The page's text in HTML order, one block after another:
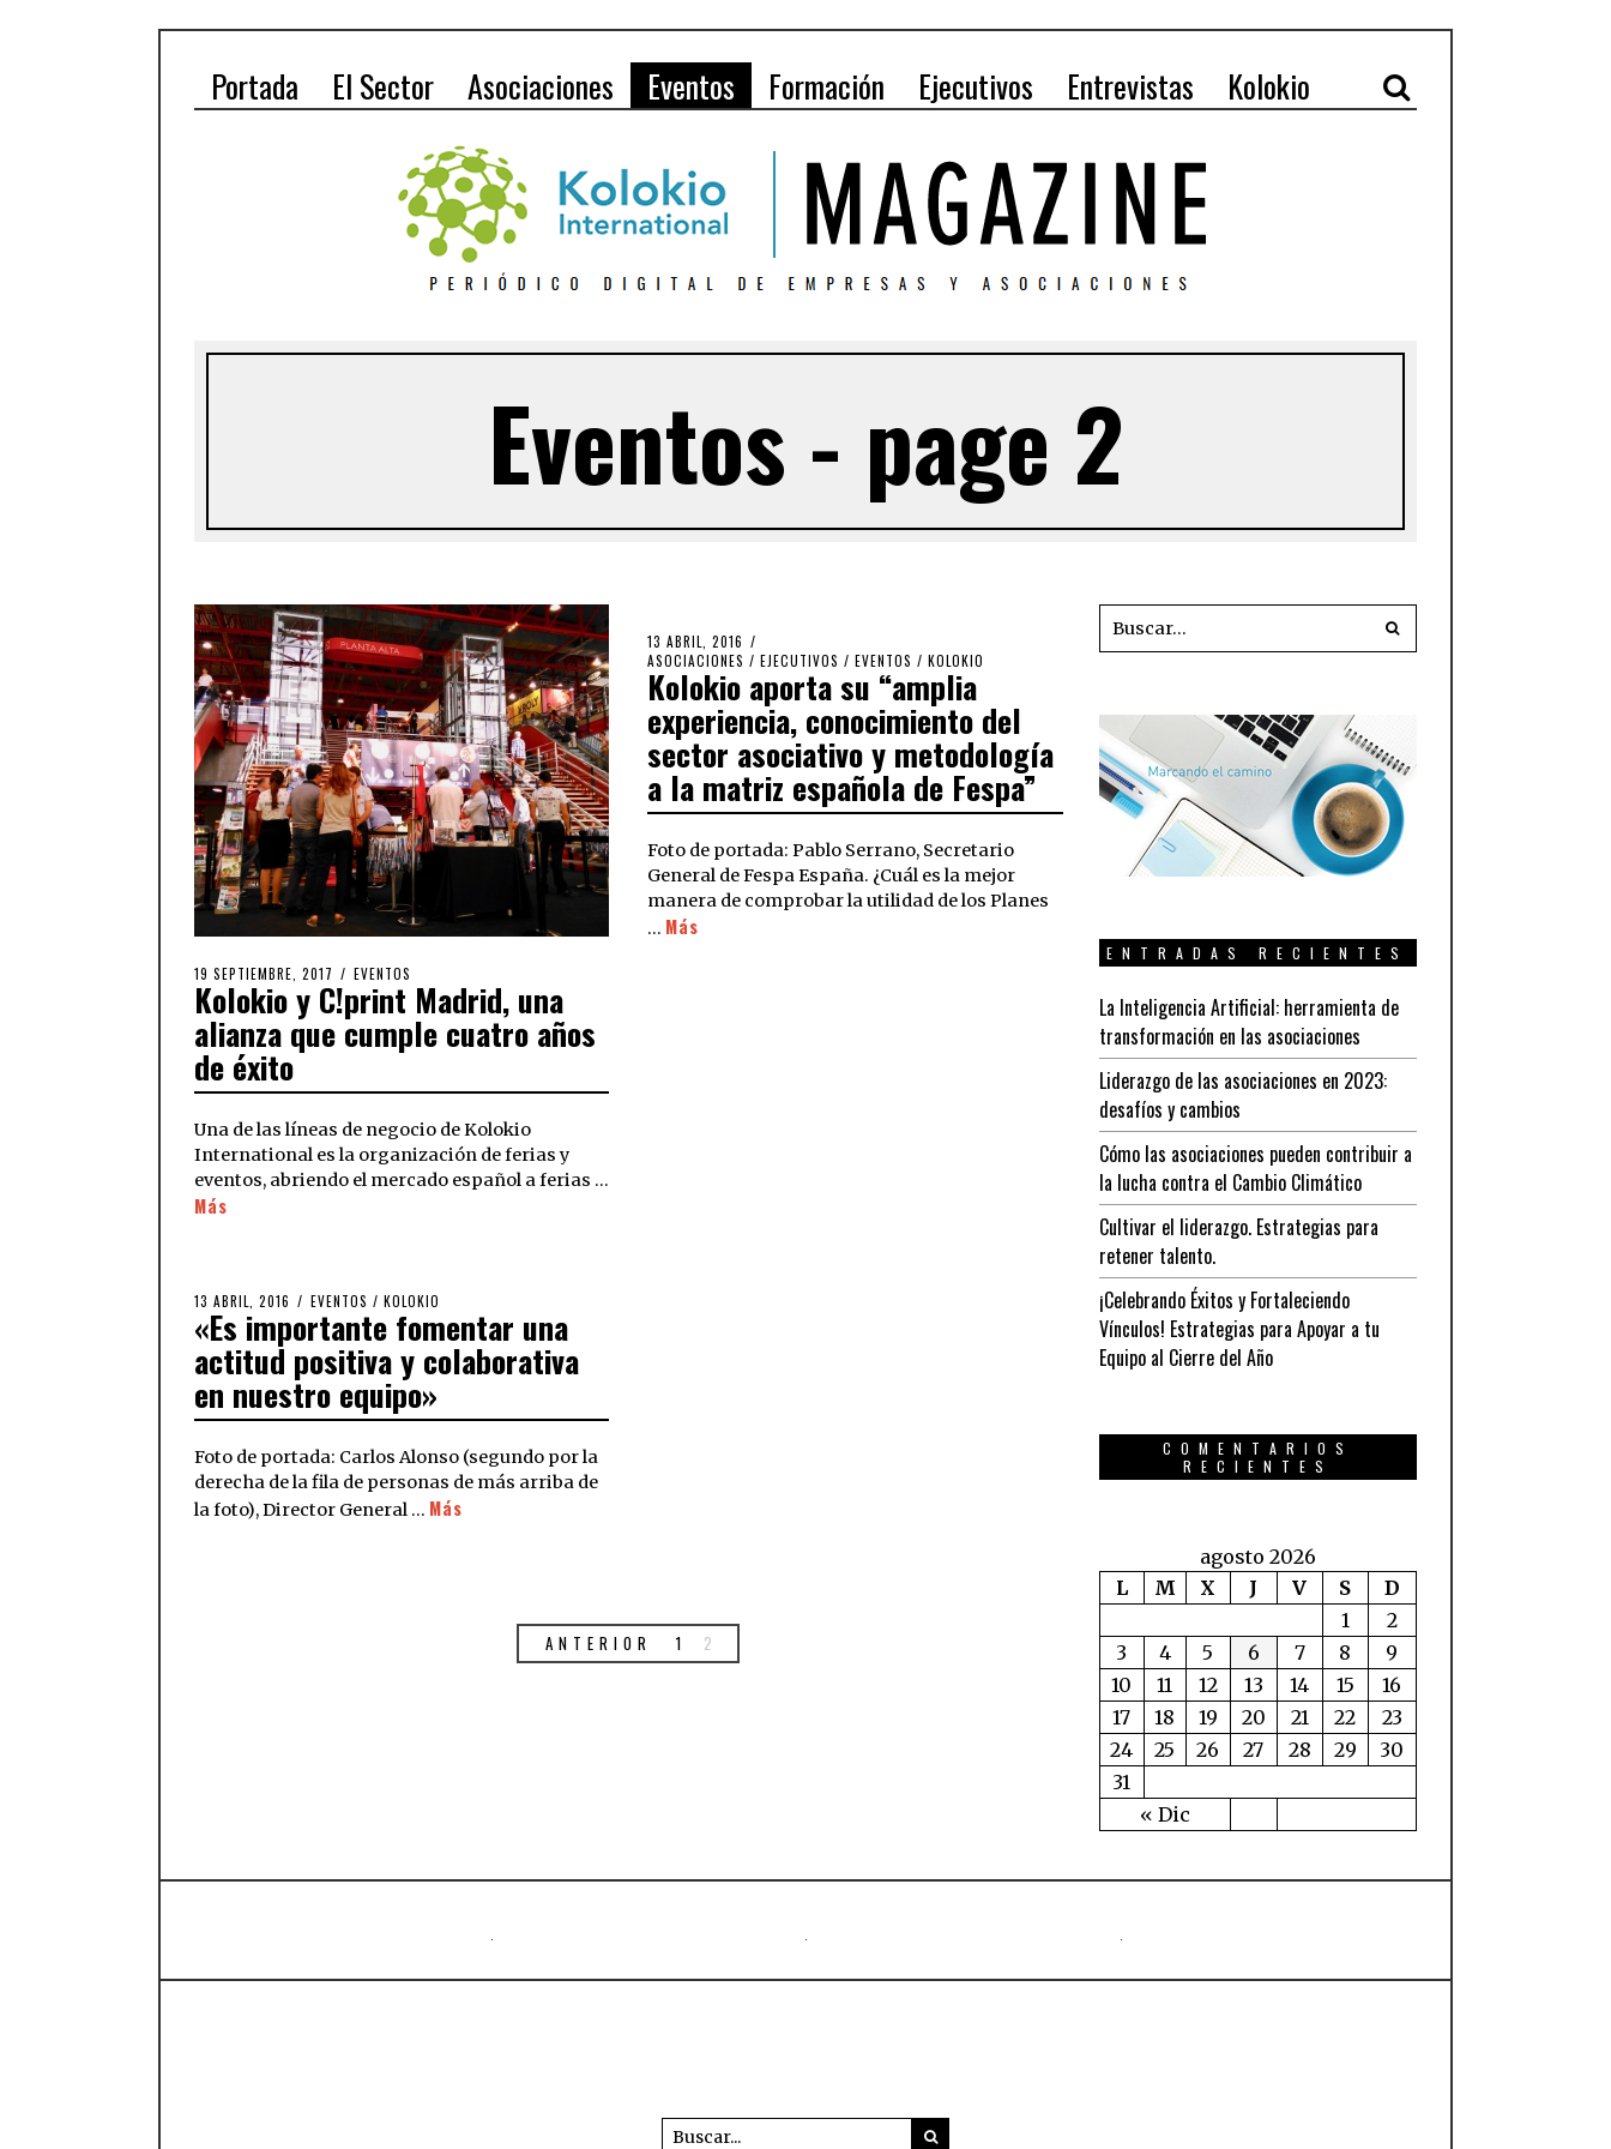
Portada El Sector Asociaciones Eventos Formación Ejecutivos Entrevistas Kolokio
Eventos - page 2
19 SEPTIEMBRE, 2017 EVENTOS
Kolokio y C!print Madrid, una
alianza que cumple cuatro años
de éxito
Una de las líneas de negocio de Kolokio
International es la organización de ferias y
eventos, abriendo el mercado español a ferias …
Más
13 ABRIL, 2016
ASOCIACIONES / EJECUTIVOS / EVENTOS / KOLOKIO
Kolokio aporta su “amplia
experiencia, conocimiento del
sector asociativo y metodología
a la matriz española de Fespa”
Foto de portada: Pablo Serrano, Secretario
General de Fespa España. ¿Cuál es la mejor
manera de comprobar la utilidad de los Planes
… Más
13 ABRIL, 2016 EVENTOS / KOLOKIO
«Es importante fomentar una
actitud positiva y colaborativa
en nuestro equipo»
Foto de portada: Carlos Alonso (segundo por la
derecha de la fila de personas de más arriba de
la foto), Director General … Más
ANTERIOR 1 2
ENTRADAS RECIENTES
La Inteligencia Artificial: herramienta de
transformación en las asociaciones
Liderazgo de las asociaciones en 2023:
desafíos y cambios
Cómo las asociaciones pueden contribuir a
la lucha contra el Cambio Climático
Cultivar el liderazgo. Estrategias para
retener talento.
¡Celebrando Éxitos y Fortaleciendo
Vínculos! Estrategias para Apoyar a tu
Equipo al Cierre del Año
COMENTARIOS
RECIENTES
agosto 2026
L
M X J V S D
« Dic
1
2
3
4 5 6 7 8
9
10
11 12 13 14 15
16
17
18 19 20 21 22
23
24
25 26 27 28 29
30
31